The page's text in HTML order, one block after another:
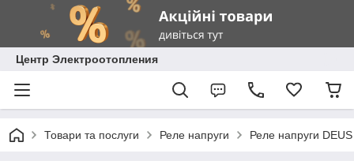
Центр Электроотопления
Товари та послуги Реле напруги Реле напруги DEUS